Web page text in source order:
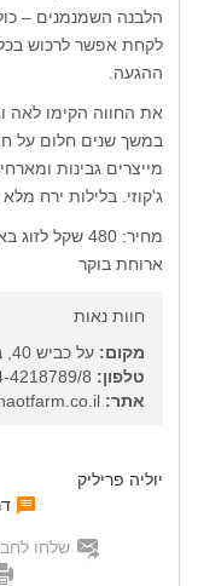
הלבנה השמנמנים –
לקחת אפשר לרכוש
ההגעה.
במשך שנים חלום על
מייצרים גבינות
ג'קוזי. בלילות ירח
ארוחת בוקר
חוות נאות
מקום: על כביש 40, בין שדה בוקר לצומת טללים, ישראל
טלפון:
אתר:
יוליה פריליק
שלחו